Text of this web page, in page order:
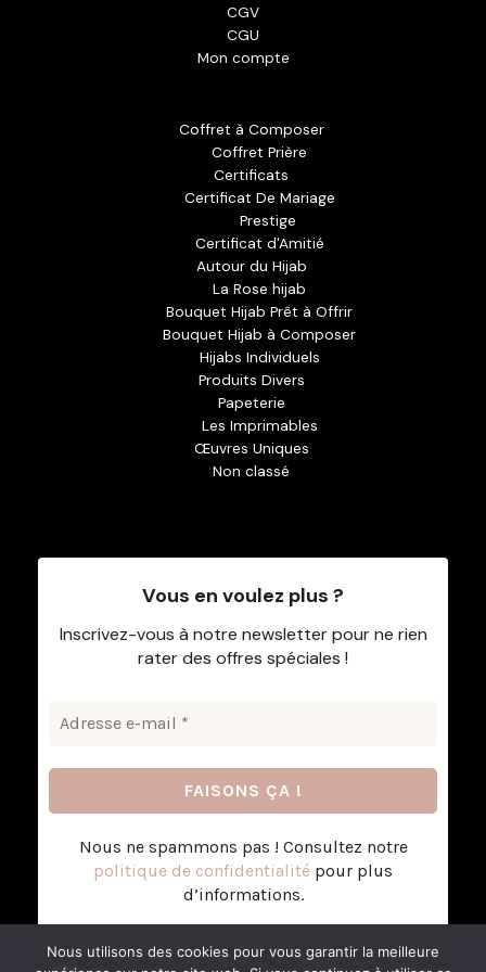
CGV
CGU
Mon compte
Coffret à Composer
Coffret Prière
Certificats
Certificat De Mariage
Prestige
Certificat d'Amitié
Autour du Hijab
La Rose hijab
Bouquet Hijab Prêt à Offrir
Bouquet Hijab à Composer
Hijabs Individuels
Produits Divers
Papeterie
Les Imprimables
Œuvres Uniques
Non classé
Vous en voulez plus ?
Inscrivez-vous à notre newsletter pour ne rien
rater des offres spéciales !
Nous ne spammons pas ! Consultez notre
politique de confidentialité pour plus
d’informations.
Nous utilisons des cookies pour vous garantir la meilleure